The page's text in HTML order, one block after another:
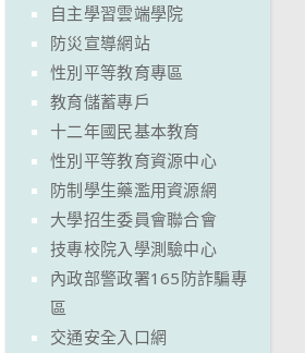
自主學習雲端學院
防災宣導網站
性別平等教育專區
教育儲蓄專戶
十二年國民基本教育
性別平等教育資源中心
防制學生藥濫用資源網
大學招生委員會聯合會
技專校院入學測驗中心
內政部警政署165防詐騙專
區
交通安全入口網